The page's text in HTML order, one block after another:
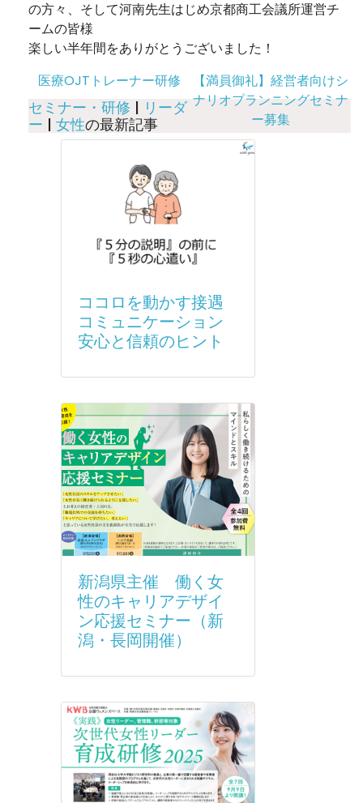
の方々、そして河南先生はじめ京都商工会議所運営チ
ームの皆様
楽しい半年間をありがとうございました！
医療OJTトレーナー研修
【満員御礼】経営者向けシ
ナリオプランニングセミナ
ー募集
セミナー・研修 | リーダ
ー | 女性の最新記事
ココロを動かす接遇
コミュニケーション
安心と信頼のヒント
新潟県主催 働く女
性のキャリアデザイ
ン応援セミナー（新
潟・長岡開催）